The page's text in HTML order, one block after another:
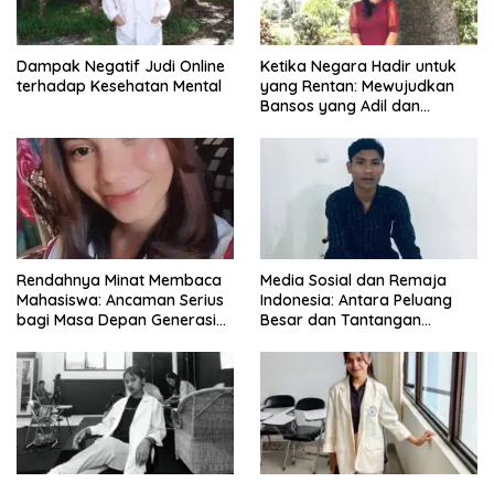
Dampak Negatif Judi Online
terhadap Kesehatan Mental
Ketika Negara Hadir untuk
yang Rentan: Mewujudkan
Bansos yang Adil dan
Rendahnya Minat Membaca
Mahasiswa: Ancaman Serius
bagi Masa Depan Generasi
Media Sosial dan Remaja
Indonesia: Antara Peluang
Besar dan Tantangan